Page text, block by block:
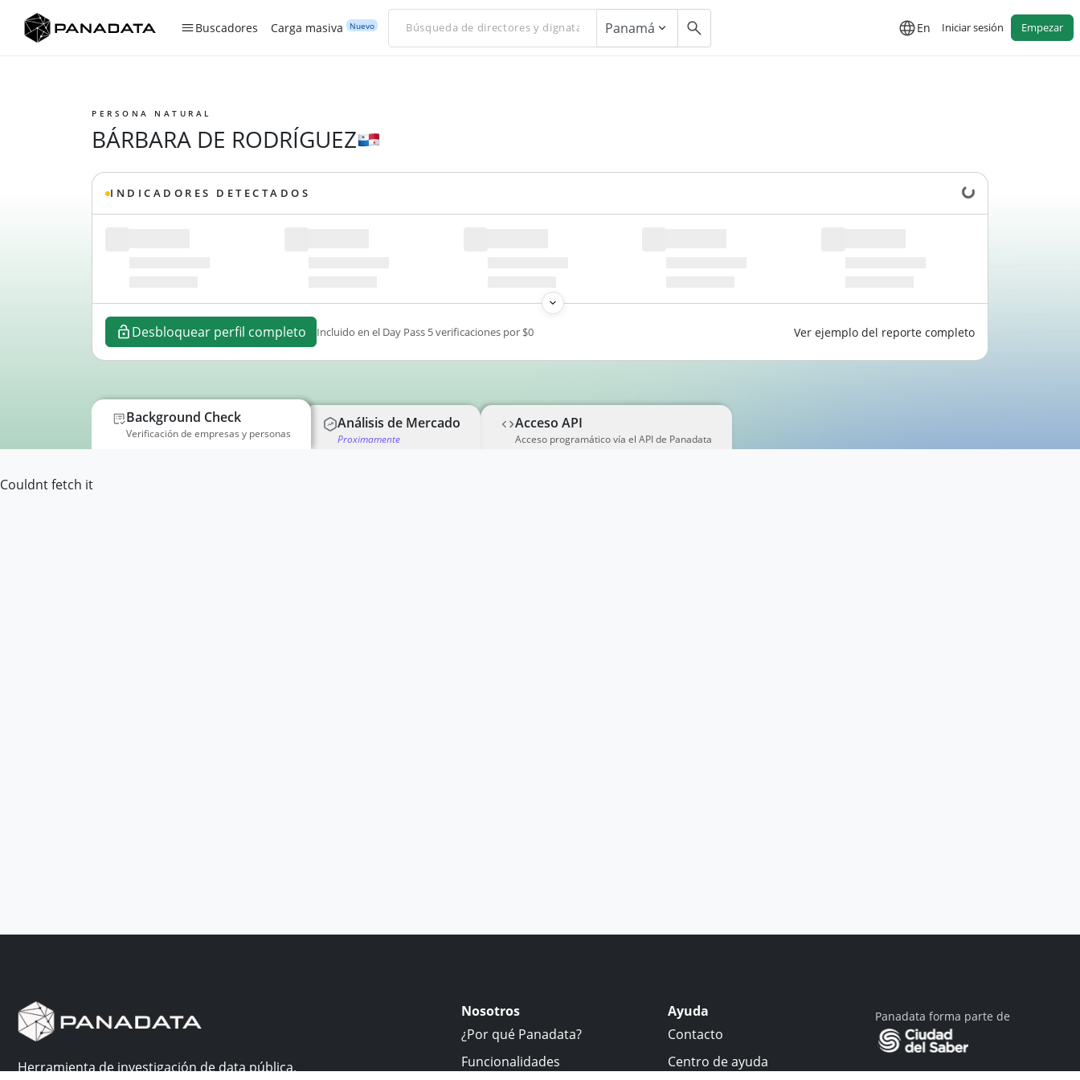
Buscadores Carga masiva Nuevo Panamá En Iniciar sesión Empezar
PERSONA NATURAL
BÁRBARA DE RODRÍGUEZ
INDICADORES DETECTADOS Cargando datos...
Desbloquear perfil completo Incluido en el Day Pass 5 verificaciones por $0 Ver ejemplo del reporte completo
Background Check
Verificación de empresas y personas
Análisis de Mercado
Proximamente
Acceso API
Acceso programático vía el API de Panadata
Couldnt fetch it
Herramienta de investigación de data pública,
Nosotros
¿Por qué Panadata?
Funcionalidades
Ayuda
Contacto
Centro de ayuda
Panadata forma parte de